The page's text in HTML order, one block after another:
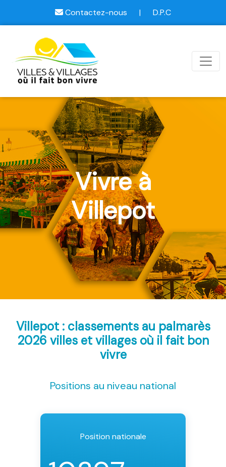
Contactez-nous | D.P.C
Vivre à
Villepot
Villepot : classements au palmarès
2026 villes et villages où il fait bon
vivre
Positions au niveau national
Position nationale